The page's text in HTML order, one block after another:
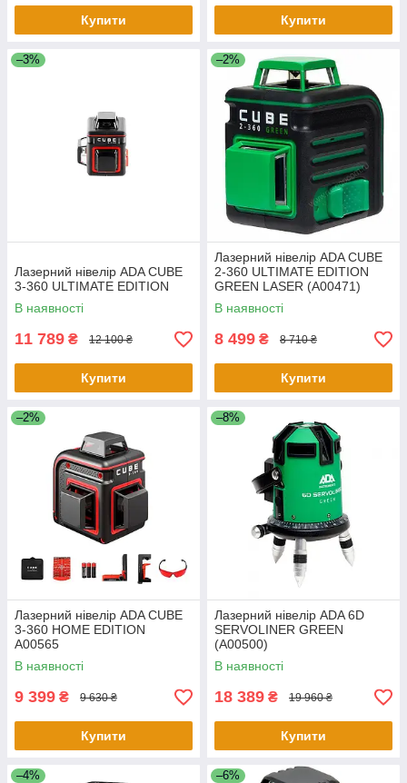
Купити Купити
–3%
Лазерний нівелір ADA CUBE
3-360 ULTIMATE EDITION
В наявності
11 789 ₴ 12 100 ₴
Купити
–2%
Лазерний нівелір ADA CUBE
2-360 ULTIMATE EDITION
GREEN LASER (А00471)
В наявності
8 499 ₴ 8 710 ₴
Купити
–2%
Лазерний нівелір ADA CUBE
3-360 HOME EDITION
А00565
В наявності
9 399 ₴ 9 630 ₴
Купити
–8%
Лазерний нівелір ADA 6D
SERVOLINER GREEN
(А00500)
В наявності
18 389 ₴ 19 960 ₴
Купити
–4% –6%